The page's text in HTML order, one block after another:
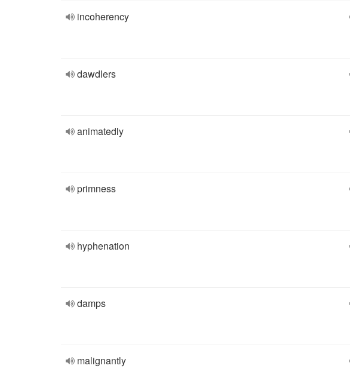
incoherency
dawdlers
animatedly
primness
hyphenation
damps
malignantly